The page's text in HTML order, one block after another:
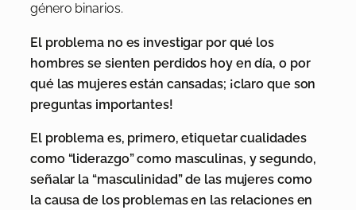
género binarios.
El problema no es investigar por qué los
hombres se sienten perdidos hoy en día, o por
qué las mujeres están cansadas; ¡claro que son
preguntas importantes!
El problema es, primero, etiquetar cualidades
como “liderazgo” como masculinas, y segundo,
señalar la “masculinidad” de las mujeres como
la causa de los problemas en las relaciones en